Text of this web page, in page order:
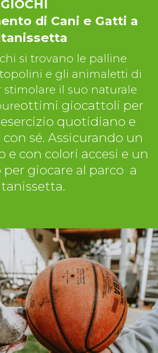
GIOCHI
di Cani e Gatti a
si trovano le palline
e gli animaletti di
stimolare il suo naturale
ottimi giocattoli per
quotidiano e
sé. Assicurando un
con colori accesi e un
giocare al parco a